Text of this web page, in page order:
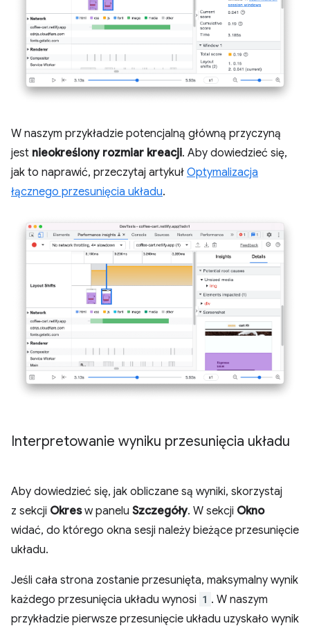
W naszym przykładzie potencjalną główną przyczyną
jest nieokreślony rozmiar kreacji. Aby dowiedzieć się,
jak to naprawić, przeczytaj artykuł Optymalizacja
łącznego przesunięcia układu.
Interpretowanie wyniku przesunięcia układu
Aby dowiedzieć się, jak obliczane są wyniki, skorzystaj
z sekcji Okresw panelu Szczegóły. W sekcji Okno
widać, do którego okna sesji należy bieżące przesunięcie
układu.
Jeśli cała strona zostanie przesunięta, maksymalny wynik
każdego przesunięcia układu wynosi 1 . W naszym
przykładzie pierwsze przesunięcie układu uzyskało wynik